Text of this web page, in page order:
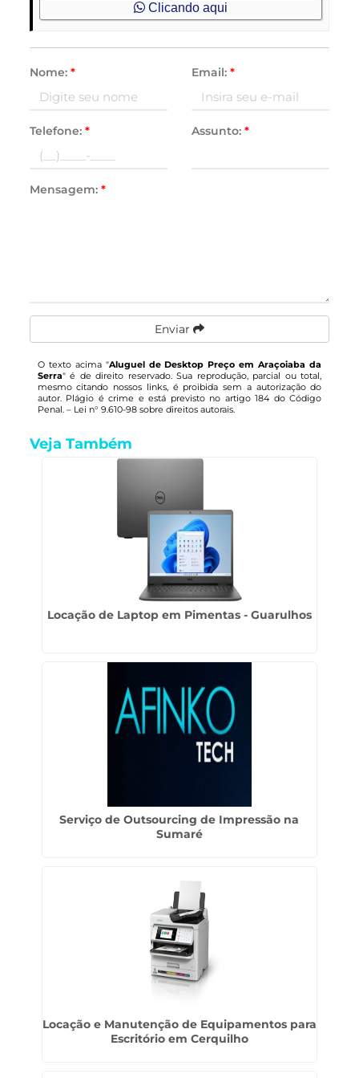
Clicando aqui
Nome: * Email: *
Telefone: * Assunto: *
Mensagem: *
Enviar
O texto acima "Aluguel de Desktop Preço em Araçoiaba da
Serra" é de direito reservado. Sua reprodução, parcial ou total,
mesmo citando nossos links, é proibida sem a autorização do
autor. Plágio é crime e está previsto no artigo 184 do Código
Penal. – Lei n° 9.610-98 sobre direitos autorais.
Veja Também
Locação de Laptop em Pimentas - Guarulhos
Serviço de Outsourcing de Impressão na
Sumaré
Locação e Manutenção de Equipamentos para
Escritório em Cerquilho